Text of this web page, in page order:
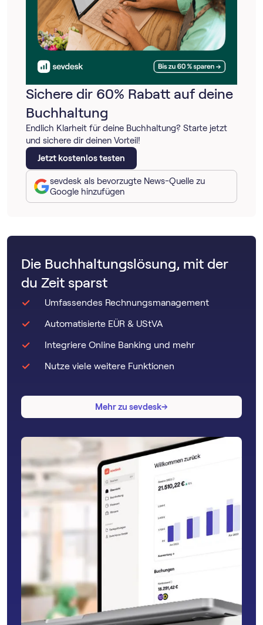
Sichere dir 60% Rabatt auf deine
Buchhaltung
Endlich Klarheit für deine Buchhaltung? Starte jetzt
und sichere dir deinen Vorteil!
Jetzt kostenlos testen
sevdesk als bevorzugte News-Quelle zu
Google hinzufügen
Die Buchhaltungslösung, mit der
du Zeit sparst
Umfassendes Rechnungsmanagement
Automatisierte EÜR & UStVA
Integriere Online Banking und mehr
Nutze viele weitere Funktionen
Mehr zu sevdesk→
→